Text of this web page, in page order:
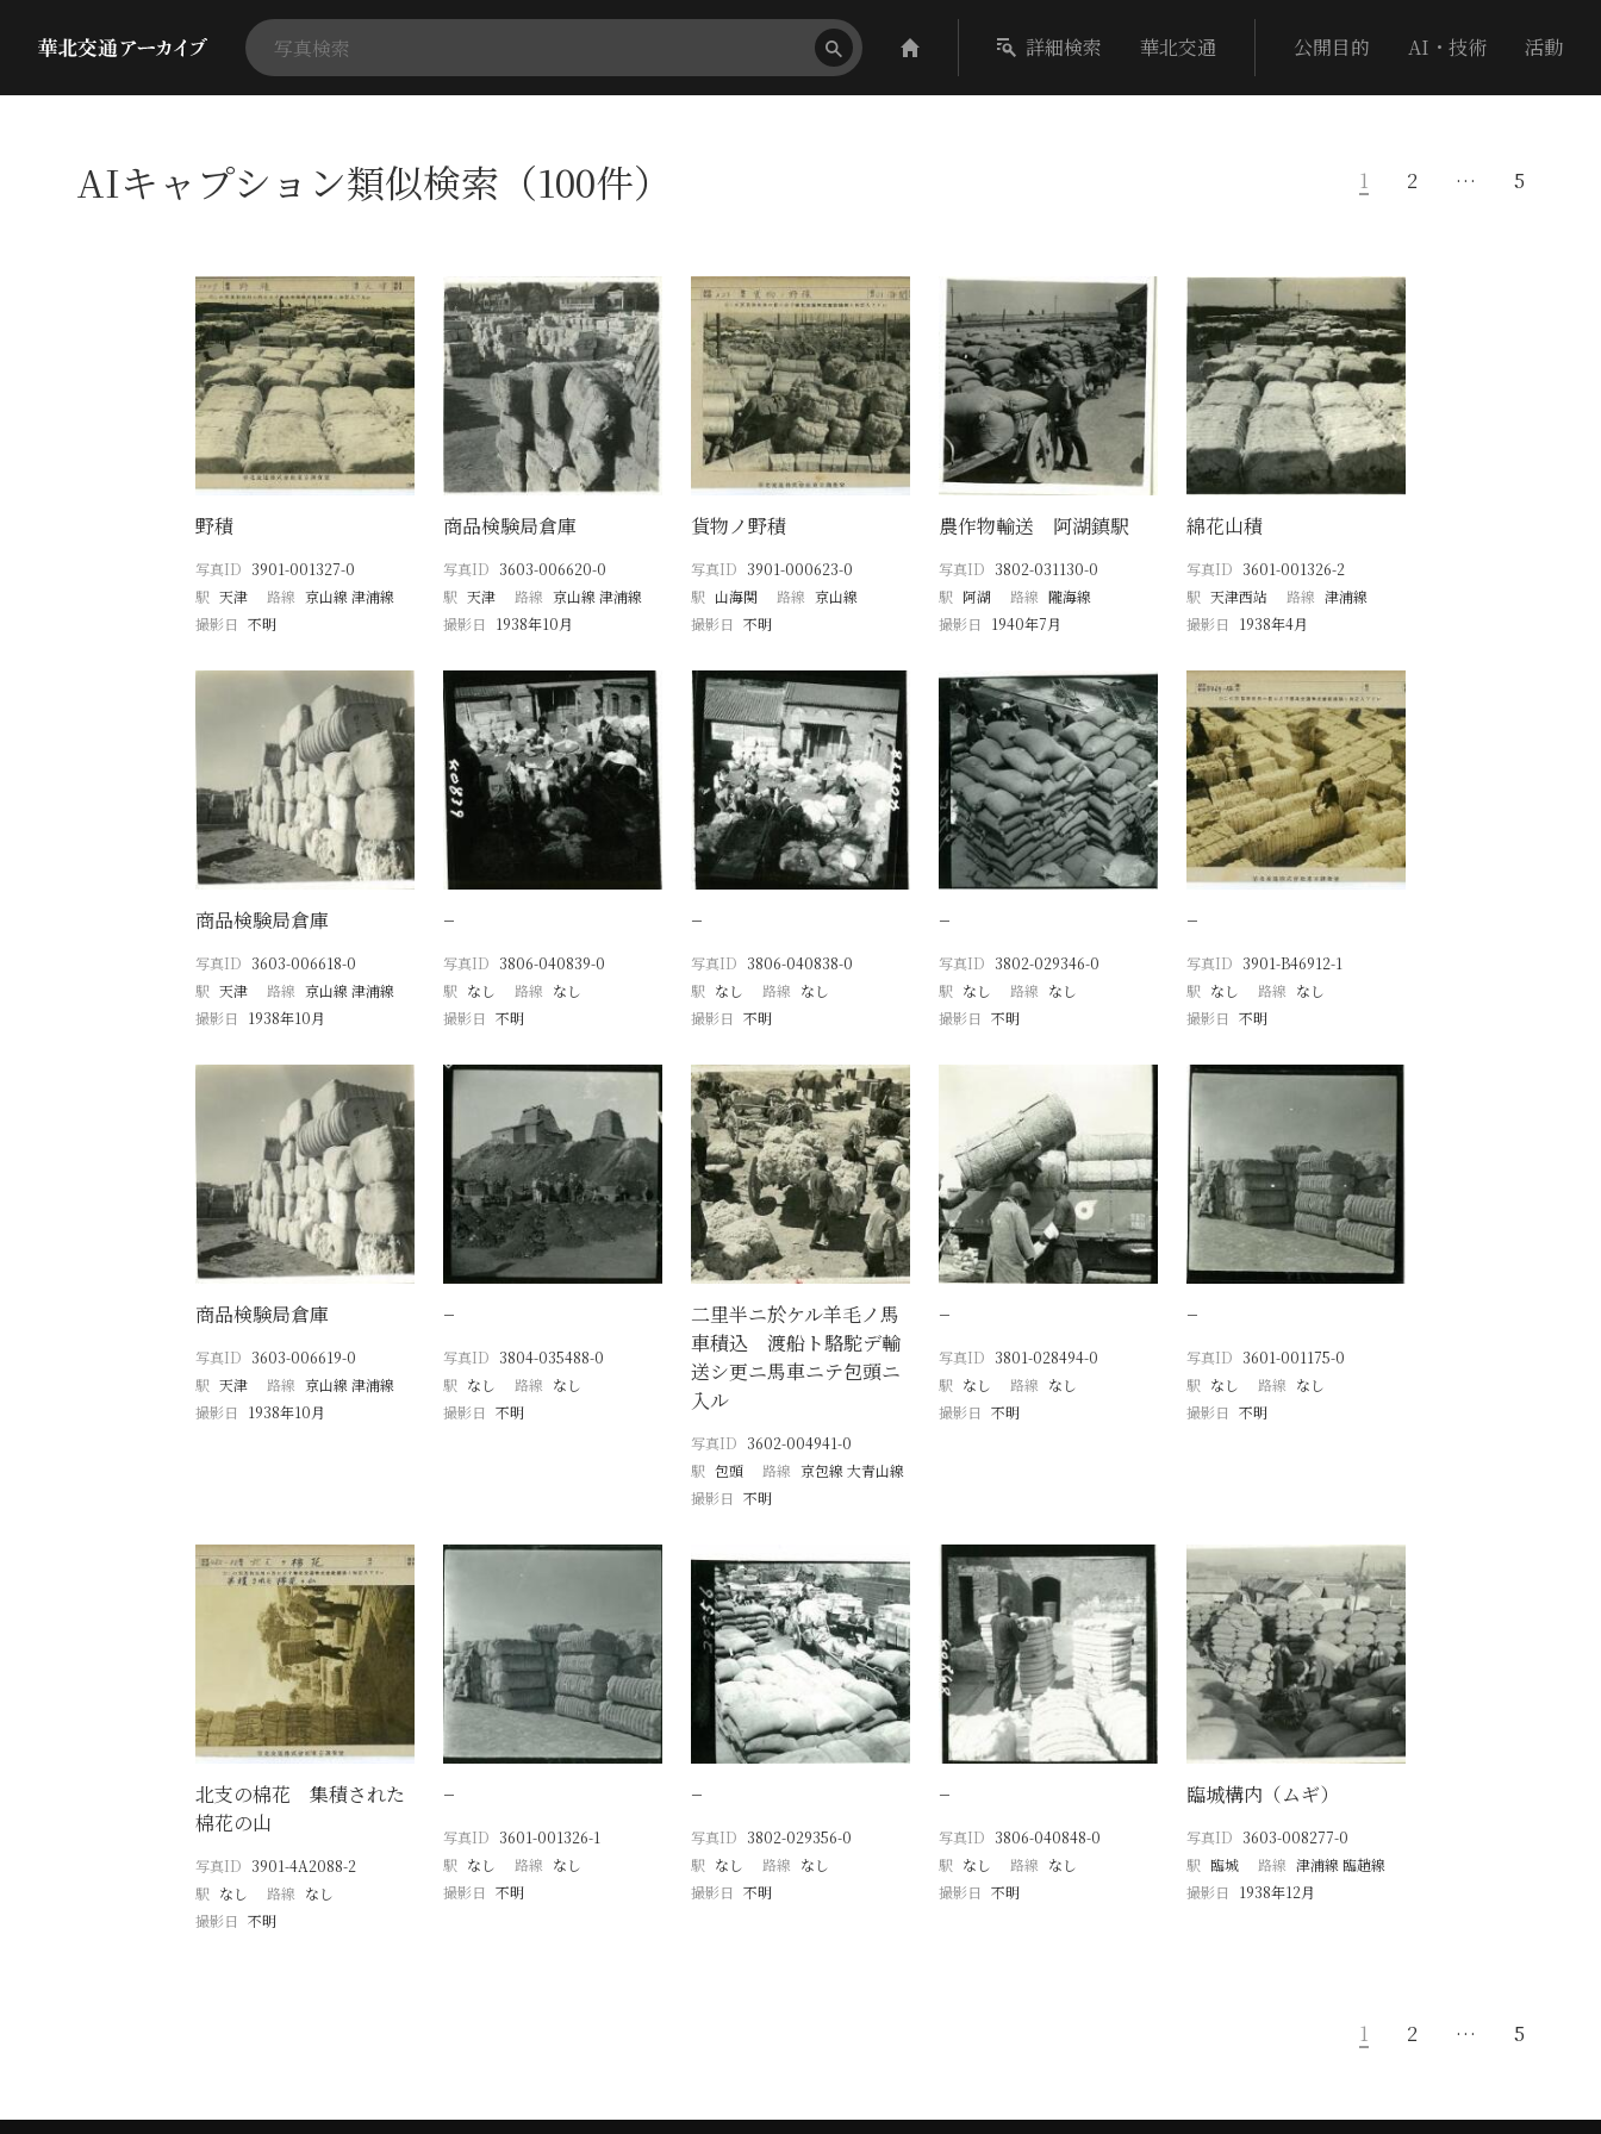
詳細検索 華北交通 公開目的 AI・技術 活動
AIキャプション類似検索（100件） 1 2 … 5
野積
写真ID 3901-001327-0
駅 天津 路線 京山線 津浦線
撮影日 不明
商品検験局倉庫
写真ID 3603-006620-0
駅 天津 路線 京山線 津浦線
撮影日
1938年10月
貨物ノ野積
写真ID 3901-000623-0
駅 山海関 路線 京山線
撮影日 不明
農作物輸送 阿湖鎮駅
写真ID 3802-031130-0
駅 阿湖 路線 隴海線
撮影日
1940年7月
綿花山積
写真ID 3601-001326-2
駅 天津西站 路線 津浦線
撮影日
1938年4月
商品検験局倉庫
写真ID 3603-006618-0
駅 天津 路線 京山線 津浦線
撮影日
1938年10月
−
写真ID 3806-040839-0
駅 なし 路線 なし
撮影日 不明
−
写真ID 3806-040838-0
駅 なし 路線 なし
撮影日 不明
−
写真ID 3802-029346-0
駅 なし 路線 なし
撮影日 不明
−
写真ID 3901-B46912-1
駅 なし 路線 なし
撮影日 不明
商品検験局倉庫
写真ID 3603-006619-0
駅 天津 路線 京山線 津浦線
撮影日
1938年10月
−
写真ID 3804-035488-0
駅 なし 路線 なし
撮影日 不明
二里半ニ於ケル羊毛ノ馬
車積込 渡船ト駱駝デ輸
送シ更ニ馬車ニテ包頭ニ
入ル
写真ID 3602-004941-0
駅 包頭 路線 京包線 大青山線
撮影日 不明
−
写真ID 3801-028494-0
駅 なし 路線 なし
撮影日 不明
−
写真ID 3601-001175-0
駅 なし 路線 なし
撮影日 不明
北支の棉花 集積された
棉花の山
写真ID 3901-4A2088-2
駅 なし 路線 なし
撮影日 不明
−
写真ID 3601-001326-1
駅 なし 路線 なし
撮影日 不明
−
写真ID 3802-029356-0
駅 なし 路線 なし
撮影日 不明
−
写真ID 3806-040848-0
駅 なし 路線 なし
撮影日 不明
臨城構内（ムギ）
写真ID 3603-008277-0
駅 臨城 路線 津浦線 臨趙線
撮影日
1938年12月
1 2 … 5